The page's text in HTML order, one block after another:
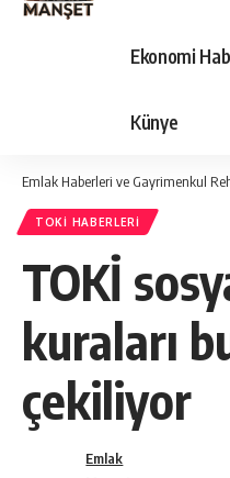
Ekonomi
Künye
Emlak Haberleri ve Gayrimenkul
TOKI HABERLERI
TOKİ
kuraları
çekiliyor
Emlak